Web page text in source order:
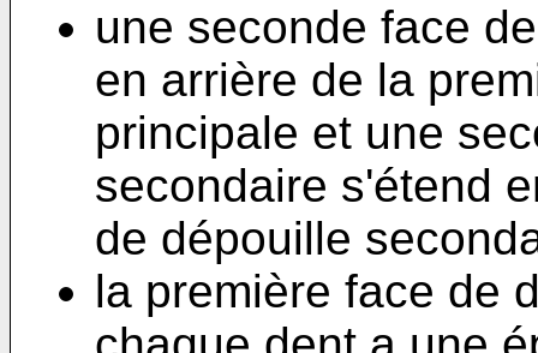
une seconde face
en arrière de la
principale et une
secondaire s'étend
de dépouille
la première face de